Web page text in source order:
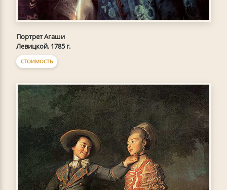
Портрет Агаши
Левицкой. 1785 г.
СТОИМОСТЬ